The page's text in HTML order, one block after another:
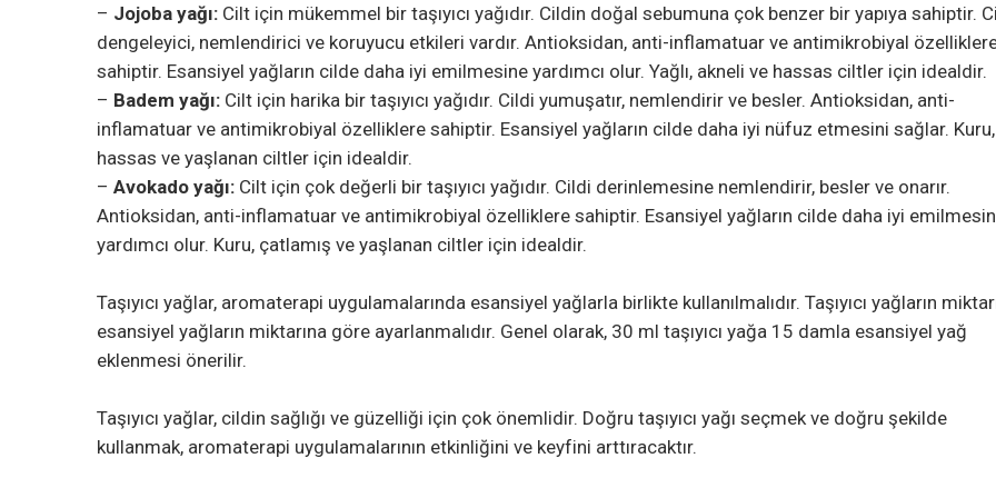
– Jojoba yağı: Cilt için mükemmel bir taşıyıcı yağıdır. Cildin doğal sebumuna çok benzer bir yapıya sahiptir.
dengeleyici, nemlendirici ve koruyucu etkileri vardır. Antioksidan, anti-inflamatuar ve antimikrobiyal
sahiptir. Esansiyel yağların cilde daha iyi emilmesine yardımcı olur. Yağlı, akneli ve hassas ciltler için idealdir.
– Badem yağı: Cilt için harika bir taşıyıcı yağıdır. Cildi yumuşatır, nemlendirir ve besler. Antioksidan, anti-
inflamatuar ve antimikrobiyal özelliklere sahiptir. Esansiyel yağların cilde daha iyi nüfuz etmesini sağlar. Kuru,
hassas ve yaşlanan ciltler için idealdir.
– Avokado yağı: Cilt için çok değerli bir taşıyıcı yağıdır. Cildi derinlemesine nemlendirir, besler ve onarır.
Antioksidan, anti-inflamatuar ve antimikrobiyal özelliklere sahiptir. Esansiyel yağların cilde daha iyi
yardımcı olur. Kuru, çatlamış ve yaşlanan ciltler için idealdir.
Taşıyıcı yağlar, aromaterapi uygulamalarında esansiyel yağlarla birlikte kullanılmalıdır. Taşıyıcı yağların
esansiyel yağların miktarına göre ayarlanmalıdır. Genel olarak, 30 ml taşıyıcı yağa 15 damla esansiyel yağ
eklenmesi önerilir.
Taşıyıcı yağlar, cildin sağlığı ve güzelliği için çok önemlidir. Doğru taşıyıcı yağı seçmek ve doğru şekilde
kullanmak, aromaterapi uygulamalarının etkinliğini ve keyfini arttıracaktır.